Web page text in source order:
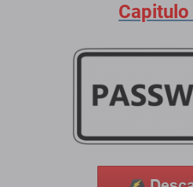
Capitulo